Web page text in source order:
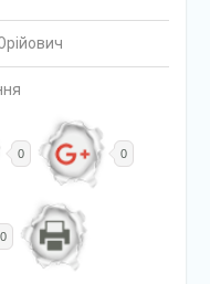
0 0
0